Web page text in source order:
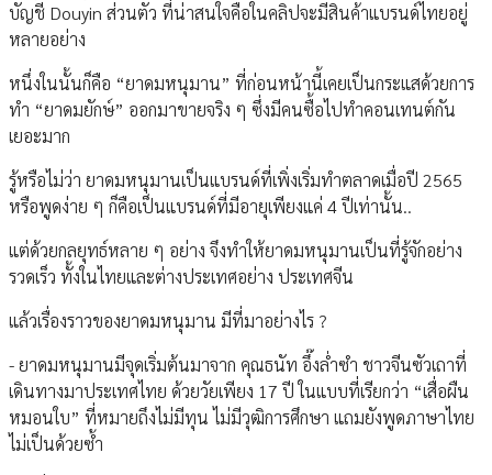
บัญชี Douyin ส่วนตัว ที่น่าสนใจคือในคลิปจะมีสินค้าแบรนด์ไทยอยู่
หลายอย่าง
หนึ่งในนั้นก็คือ “ยาดมหนุมาน” ที่ก่อนหน้านี้เคยเป็นกระแสด้วยการ
ทำ “ยาดมยักษ์” ออกมาขายจริง ๆ ซึ่งมีคนซื้อไปทำคอนเทนต์กัน
เยอะมาก
รู้หรือไม่ว่า ยาดมหนุมานเป็นแบรนด์ที่เพิ่งเริ่มทำตลาดเมื่อปี 2565
หรือพูดง่าย ๆ ก็คือเป็นแบรนด์ที่มีอายุเพียงแค่ 4 ปีเท่านั้น..
แต่ด้วยกลยุทธ์หลาย ๆ อย่าง จึงทำให้ยาดมหนุมานเป็นที่รู้จักอย่าง
รวดเร็ว ทั้งในไทยและต่างประเทศอย่าง ประเทศจีน
แล้วเรื่องราวของยาดมหนุมาน มีที่มาอย่างไร ?
- ยาดมหนุมานมีจุดเริ่มต้นมาจาก คุณธนัท อึ๊งล่ำซำ ชาวจีนซัวเถาที่
เดินทางมาประเทศไทย ด้วยวัยเพียง 17 ปี ในแบบที่เรียกว่า “เสื่อผืน
หมอนใบ” ที่หมายถึงไม่มีทุน ไม่มีวุฒิการศึกษา แถมยังพูดภาษาไทย
ไม่เป็นด้วยซ้ำ